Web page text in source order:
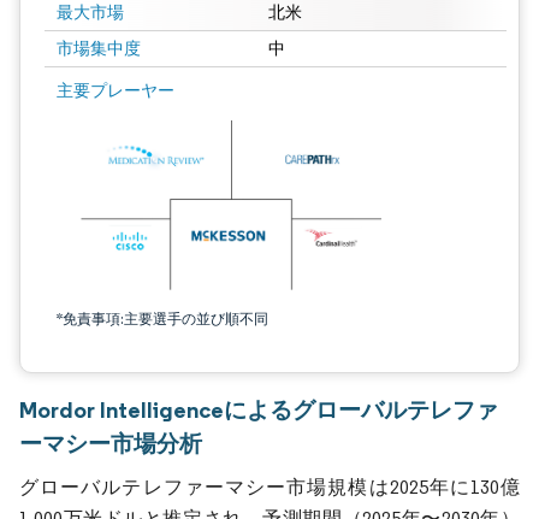
最大市場 北米
市場集中度 中
主要プレーヤー
*免責事項:主要選手の並び順不同
Mordor Intelligenceによるグローバルテレファ
ーマシー市場分析
グローバルテレファーマシー市場規模は2025年に130億